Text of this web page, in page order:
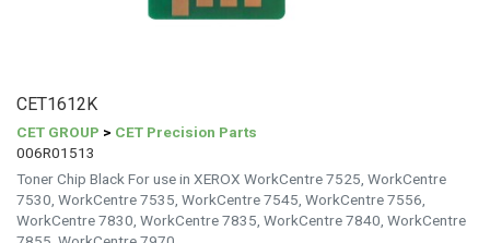
CET1612K
CET GROUP > CET Precision Parts
006R01513
Toner Chip Black For use in XEROX WorkCentre 7525, WorkCentre
7530, WorkCentre 7535, WorkCentre 7545, WorkCentre 7556,
WorkCentre 7830, WorkCentre 7835, WorkCentre 7840, WorkCentre